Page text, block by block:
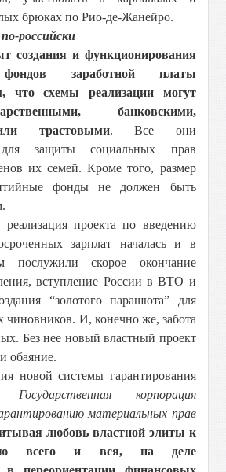
брюках по Рио-де-Жанейро.
российски
создания и функционирования
фондов заработной платы
что схемы реализации могут
банковскими,
трастовыми. Все они
для защиты социальных прав
их семей. Кроме того, размер
фонды не должен быть
проекта по введению
зарплат началась и в
послужили скорое окончание
вступление России в ВТО и
“золотого парашюта” для
чиновников. И, конечно же, забота
Без нее новый властный проект
обаяние.
новой системы гарантирования
Государственная корпорация
материальных прав
любовь властной элиты к
всего и вся, на деле